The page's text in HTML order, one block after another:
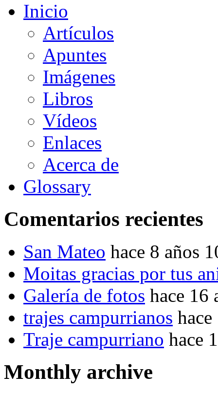
Inicio
Artículos
Apuntes
Imágenes
Libros
Vídeos
Enlaces
Acerca de
Glossary
Comentarios recientes
San Mateo hace 8 años
Moitas gracias por tus
Galería de fotos hace 16
trajes campurrianos
Traje campurriano hace
Monthly archive